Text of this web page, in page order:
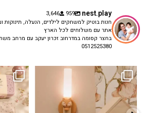
nest.play
959
3,646
חנות בוטיק למשחקים לילדים, הנעלה, תינוקות
אתר עם משלוחים לכל הארץ
בחצר קסומה במדרחוב זכרון יעקב עם מרחב
0512525380
✨ חוזרים למסגרת בסטייל! ✨
גם פריט עיצובי לחדר, גם מנורת לילה
...
3 0